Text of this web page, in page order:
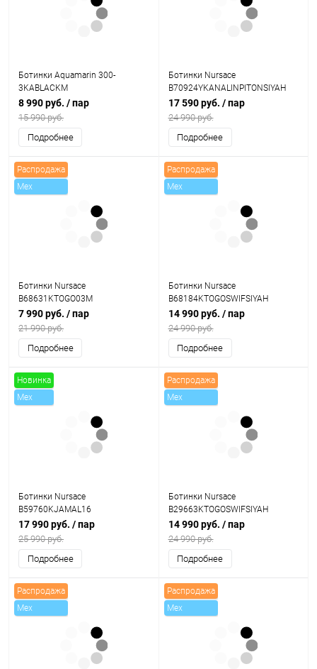
Ботинки Aquamarin 300-
3KABLACKM
8 990 руб. / пар
15 990 руб.
Подробнее
Ботинки Nursace
B70924YKANALINPITONSIYAH
17 590 руб. / пар
24 990 руб.
Подробнее
Распродажа
Mex
Ботинки Nursace
B68631KTOGO03M
7 990 руб. / пар
21 990 руб.
Подробнее
Распродажа
Mex
Ботинки Nursace
B68184KTOGOSWIFSIYAH
14 990 руб. / пар
24 990 руб.
Подробнее
Новинка
Mex
Ботинки Nursace
B59760KJAMAL16
17 990 руб. / пар
25 990 руб.
Подробнее
Распродажа
Mex
Ботинки Nursace
B29663KTOGOSWIFSIYAH
14 990 руб. / пар
24 990 руб.
Подробнее
Распродажа
Mex
Распродажа
Mex